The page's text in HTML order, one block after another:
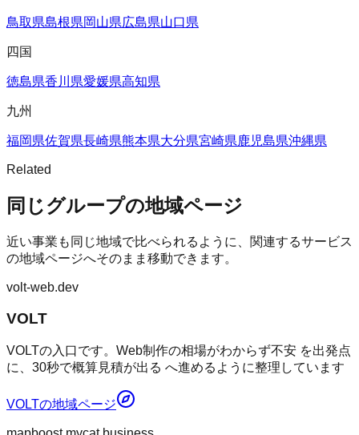
鳥取県島根県岡山県広島県山口県
四国
徳島県香川県愛媛県高知県
九州
福岡県佐賀県長崎県熊本県大分県宮崎県鹿児島県沖縄県
Related
同じグループの地域ページ
近い事業も同じ地域で比べられるように、関連するサービス
の地域ページへそのまま移動できます。
volt-web.dev
VOLT
VOLTの入口です。Web制作の相場がわからず不安 を出発点
に、30秒で概算見積が出る へ進めるように整理しています
VOLTの地域ページ